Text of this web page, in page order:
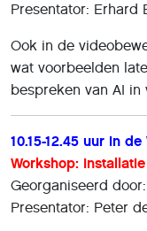
Presentator: Erhard
Ook in de
wat voorbeelden
bespreken van AI in
10.15-12.45 uur in
Workshop:
Georganiseerd
Presentator: Peter